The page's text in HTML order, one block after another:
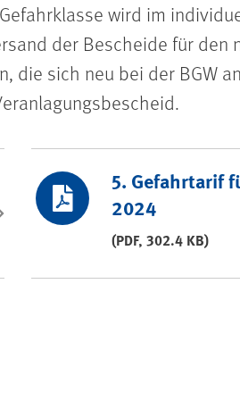
wird im
der Bescheide für den
die sich neu bei der BGW
5. Gefahrtarif
2024
(PDF, 302.4 KB)